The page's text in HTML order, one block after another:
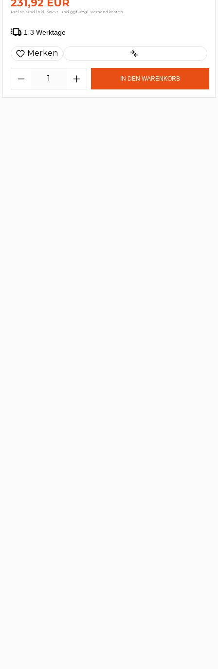
231,92 EUR
Preise sind inkl. MwSt. und ggf. zzgl. Versandkosten
1-3 Werktage
Merken
IN DEN WARENKORB